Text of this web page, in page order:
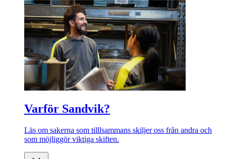
Varför Sandvik?
Läs om sakerna som tilllsammans skiljer oss från andra och
som möjliggör viktiga skiften.